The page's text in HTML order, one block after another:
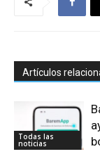
Artículos
Todas las
noticias